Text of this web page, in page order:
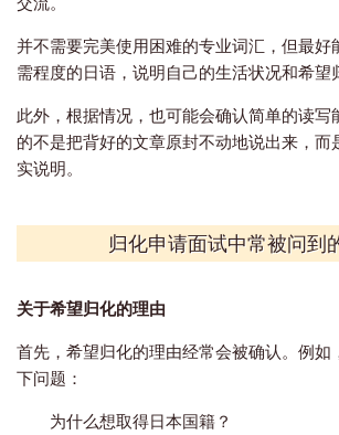
并不需要完美使用困难的专业词汇，但最好
需程度的日语，说明自己的生活状况和希望
此外，根据情况，也可能会确认简单的读写
的不是把背好的文章原封不动地说出来，而
实说明。
归化申请面试中常被问到
关于希望归化的理由
首先，希望归化的理由经常会被确认。例如
下问题：
为什么想取得日本国籍？